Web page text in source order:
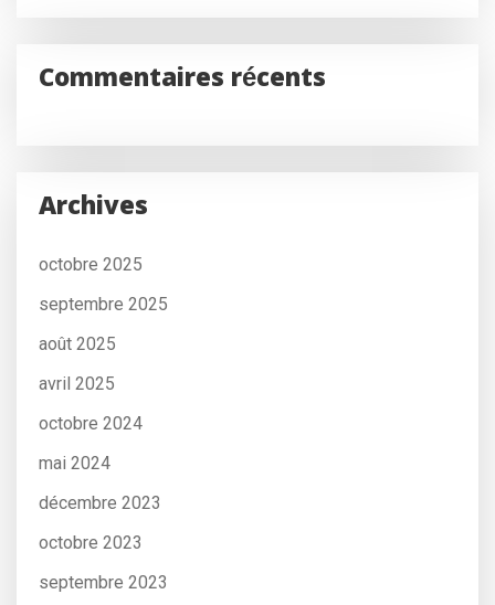
Commentaires récents
Archives
octobre 2025
septembre 2025
août 2025
avril 2025
octobre 2024
mai 2024
décembre 2023
octobre 2023
septembre 2023